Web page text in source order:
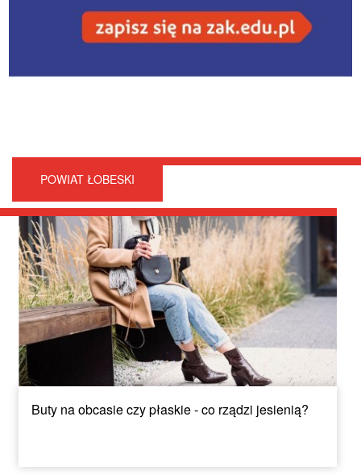
POWIAT ŁOBESKI
Buty na obcasie czy płaskie - co rządzi jesienią?